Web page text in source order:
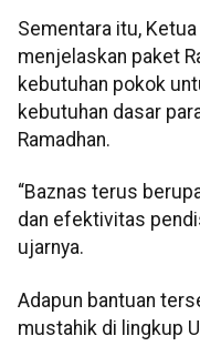
Sementara itu,
menjelaskan paket
kebutuhan pokok
kebutuhan dasar
Ramadhan.
“Baznas terus
dan efektivitas
ujarnya.
Adapun bantuan
mustahik di lingkup